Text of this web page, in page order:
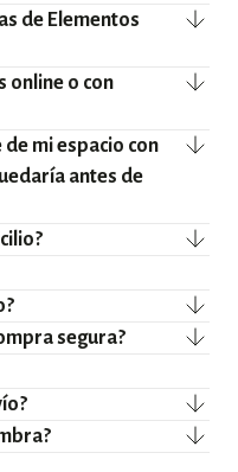
de Elementos
online o con
mi espacio con
antes de
segura?